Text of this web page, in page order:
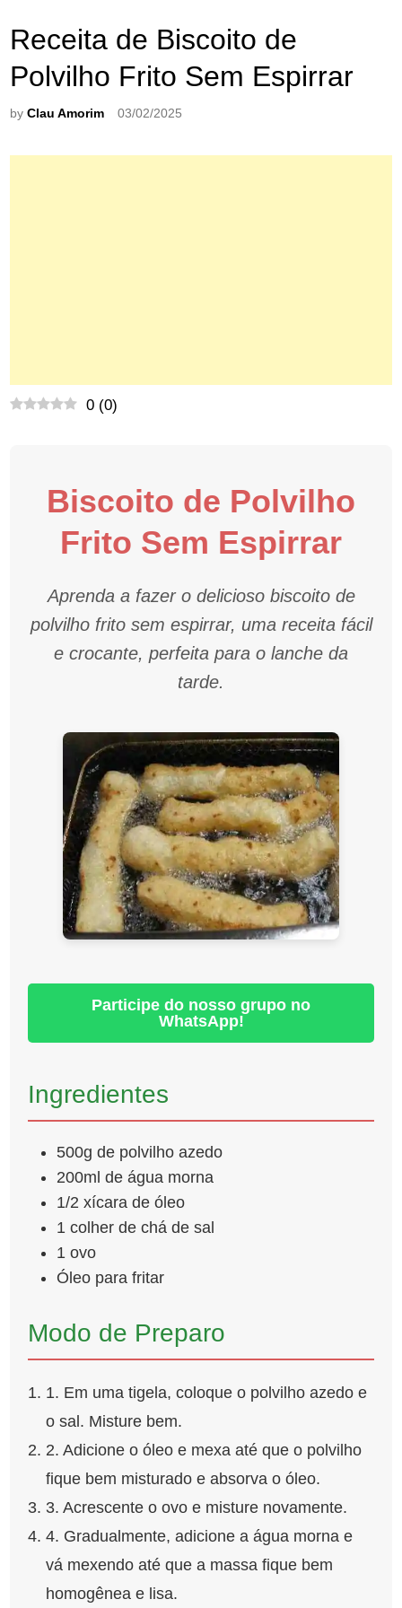
Receita de Biscoito de
Polvilho Frito Sem Espirrar
byClau Amorim 03/02/2025
0 (0)
Biscoito de Polvilho
Frito Sem Espirrar
Aprenda a fazer o delicioso biscoito de
polvilho frito sem espirrar, uma receita fácil
e crocante, perfeita para o lanche da
tarde.
Participe do nosso grupo no
WhatsApp!
Ingredientes
500g de polvilho azedo
200ml de água morna
1/2 xícara de óleo
1 colher de chá de sal
1 ovo
Óleo para fritar
Modo de Preparo
1. Em uma tigela, coloque o polvilho azedo e
o sal. Misture bem.
2. Adicione o óleo e mexa até que o polvilho
fique bem misturado e absorva o óleo.
3. Acrescente o ovo e misture novamente.
4. Gradualmente, adicione a água morna e
vá mexendo até que a massa fique bem
homogênea e lisa.